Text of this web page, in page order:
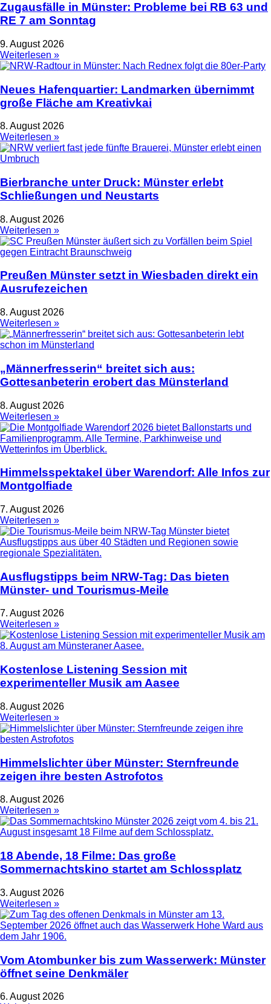
Zugausfälle in Münster: Probleme bei RB 63 und
RE 7 am Sonntag
9. August 2026
Weiterlesen »
Neues Hafenquartier: Landmarken übernimmt
große Fläche am Kreativkai
8. August 2026
Weiterlesen »
Bierbranche unter Druck: Münster erlebt
Schließungen und Neustarts
8. August 2026
Weiterlesen »
Preußen Münster setzt in Wiesbaden direkt ein
Ausrufezeichen
8. August 2026
Weiterlesen »
„Männerfresserin“ breitet sich aus:
Gottesanbeterin erobert das Münsterland
8. August 2026
Weiterlesen »
Himmelsspektakel über Warendorf: Alle Infos zur
Montgolfiade
7. August 2026
Weiterlesen »
Ausflugstipps beim NRW-Tag: Das bieten
Münster- und Tourismus-Meile
7. August 2026
Weiterlesen »
Kostenlose Listening Session mit
experimenteller Musik am Aasee
8. August 2026
Weiterlesen »
Himmelslichter über Münster: Sternfreunde
zeigen ihre besten Astrofotos
8. August 2026
Weiterlesen »
18 Abende, 18 Filme: Das große
Sommernachtskino startet am Schlossplatz
3. August 2026
Weiterlesen »
Vom Atombunker bis zum Wasserwerk: Münster
öffnet seine Denkmäler
6. August 2026